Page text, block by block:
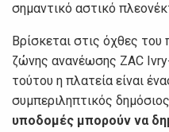
σημαντικό αστικό
Βρίσκεται στις όχθες
ζώνης ανανέωσης ZAC
τούτου η πλατεία είναι
συμπεριληπτικός
υποδομές μπορούν να